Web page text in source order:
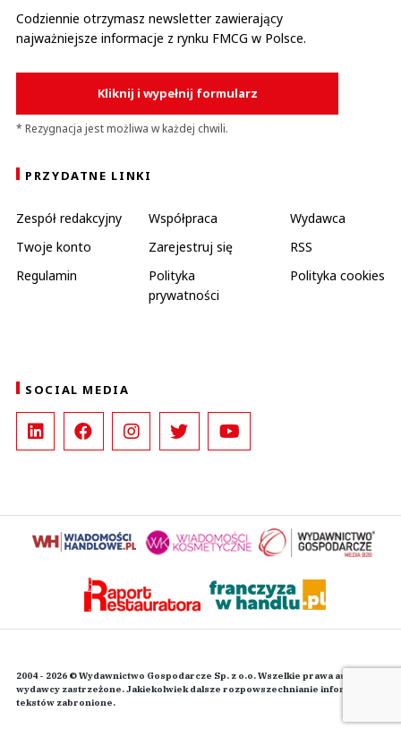
Codziennie otrzymasz newsletter zawierający
najważniejsze informacje z rynku FMCG w Polsce.
Kliknij i wypełnij formularz
* Rezygnacja jest możliwa w każdej chwili.
PRZYDATNE LINKI
Zespół redakcyjny Współpraca
Wydawca
Twoje konto
Zarejestruj się
RSS
Regulamin
Polityka
prywatności
Polityka cookies
SOCIAL MEDIA
2004 - 2026 © Wydawnictwo Gospodarcze Sp. z o.o. Wszelkie prawa autorskie
wydawcy zastrzeżone. Jakiekolwiek dalsze rozpowszechnianie informacji i
tekstów zabronione.